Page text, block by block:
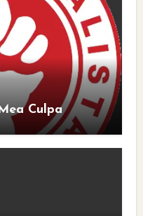
Culpa